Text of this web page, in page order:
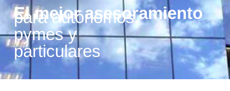
El mejor asesoramiento
para autónomos,
pymes y
particulares